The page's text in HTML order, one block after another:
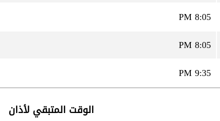
8:05 PM
8:05 PM
9:35 PM
الوقت المتبقي لأذان